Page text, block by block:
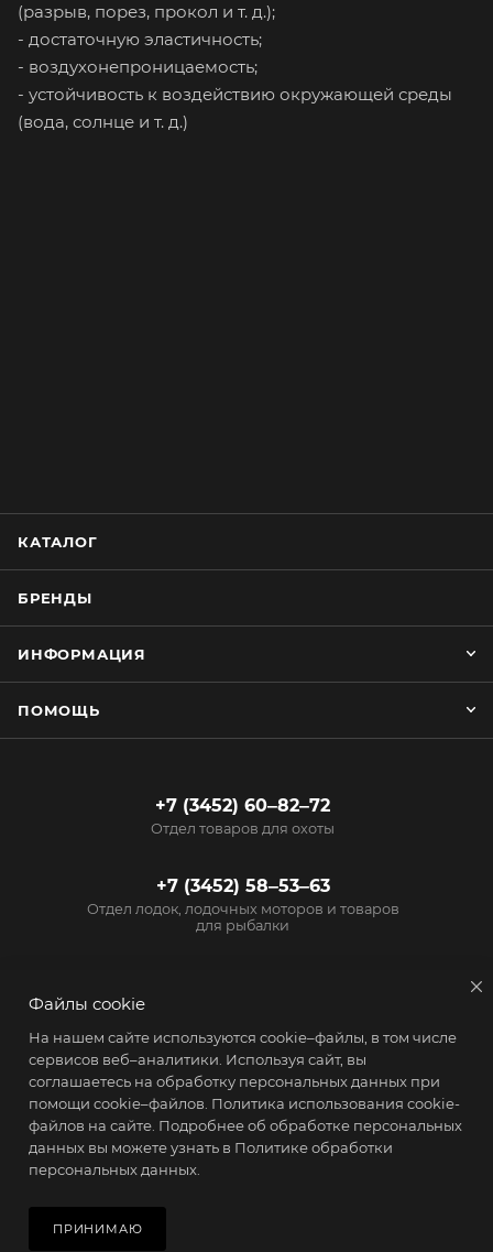
(разрыв, порез, прокол и т. д.);
- достаточную эластичность;
- воздухонепроницаемость;
- устойчивость к воздействию окружающей среды
(вода, солнце и т. д.)
КАТАЛОГ
БРЕНДЫ
ИНФОРМАЦИЯ
ПОМОЩЬ
+7 (3452) 60‒82‒72
Отдел товаров для охоты
+7 (3452) 58‒53‒63
Отдел лодок, лодочных моторов и товаров
для рыбалки
г. Тюмень, проезд
Геологоразведчиков, 15
2026 © Магазин Старт - товары для активного образа жизни
Файлы cookie
На нашем сайте используются cookie–файлы, в том числе
сервисов веб–аналитики. Используя сайт, вы
соглашаетесь на обработку персональных данных при
помощи cookie–файлов. Политика использования cookie-
файлов на сайте . Подробнее об обработке персональных
данных вы можете узнать в Политике обработки
персональных данных.
ПРИНИМАЮ